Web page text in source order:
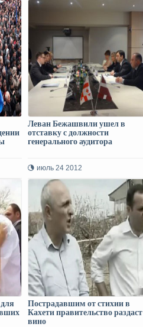
Леван Бежашвили ушел в
отставку с должности
генерального аудитора
июль 24 2012
Пострадавшим от стихии в
Кахети правительство раздаст
вино